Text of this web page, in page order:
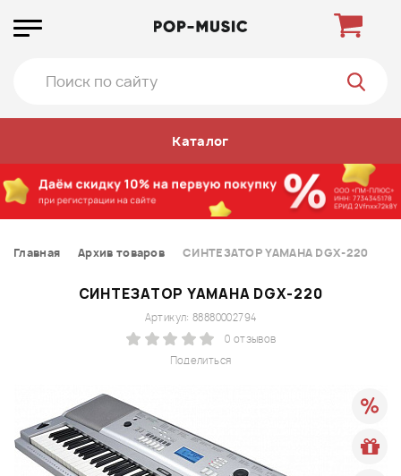
Каталог
Главная Архив товаров СИНТЕЗАТОР YAMAHA DGX-220
СИНТЕЗАТОР YAMAHA DGX-220
Поделиться
Артикул: 88880002794
0 отзывов